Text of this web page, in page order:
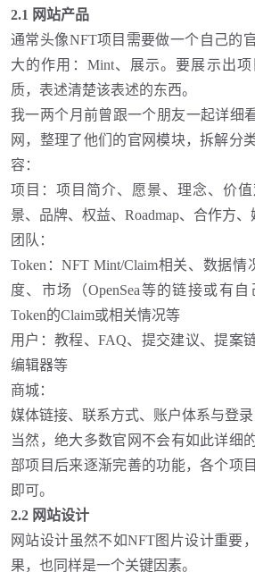
2.1 网站产品
通常头像NFT项目需要做一个自己的
大的作用：Mint、展示。要展示出
质，表述清楚该表述的东西。
我一两个月前曾跟一个朋友一起详细
网，整理了他们的官网模块，拆解分
容：
项目：项目简介、愿景、理念、价
景、品牌、权益、 Roadmap、合作方
团队 ：
Token：NFT Mint/Claim相关、数据
度、市场（OpenSea等的链接或有
Token的Claim或相关情况等
用户：教程、 FAQ、提交建议、提案
编辑器等
商城：
媒体链接、联系方式、 账户体系与登录
当然，绝大多数官网不会有如此详细
部项目后来逐渐完善的功能，各个项
即可。
2.2 网站设计
网站设计虽然不如NFT图片设计重要
果，也同样是一个关键因素。